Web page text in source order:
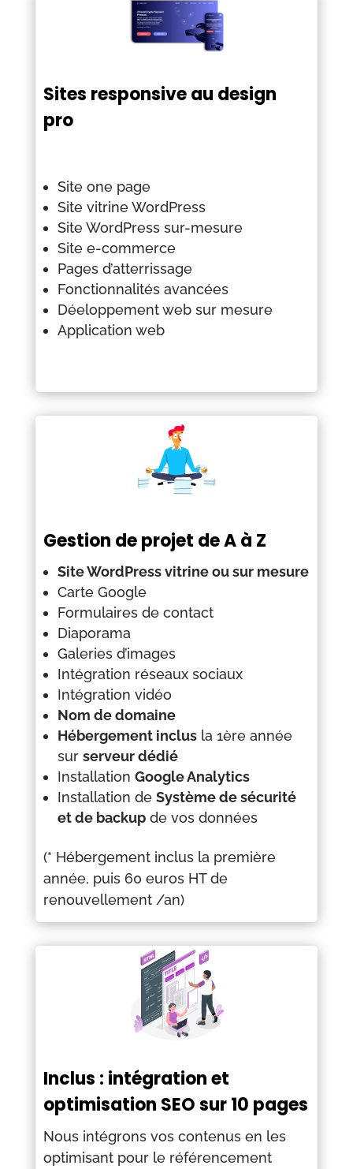
Sites responsive au design
pro
Site one page
Site vitrine WordPress
Site WordPress sur-mesure
Site e-commerce
Pages d’atterrissage
Fonctionnalités avancées
Déeloppement web sur mesure
Application web
Gestion de projet de A à Z
Site WordPress vitrine ou sur mesure
Carte Google
Formulaires de contact
Diaporama
Galeries d’images
Intégration réseaux sociaux
Intégration vidéo
Nom de domaine
Hébergement inclus la 1ère année
sur serveur dédié
Installation Google Analytics
Installation de Système de sécurité
et de backup de vos données
(* Hébergement inclus la première
année, puis 60 euros HT de
renouvellement /an)
Inclus : intégration et
optimisation SEO sur 10 pages
Nous intégrons vos contenus en les
optimisant pour le référencement